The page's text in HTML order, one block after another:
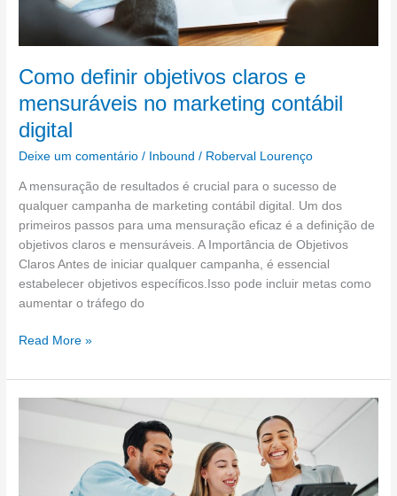
Como definir objetivos claros e
mensuráveis no marketing contábil
digital
Deixe um comentário / Inbound / Roberval Lourenço
A mensuração de resultados é crucial para o sucesso de
qualquer campanha de marketing contábil digital. Um dos
primeiros passos para uma mensuração eficaz é a definição de
objetivos claros e mensuráveis. A Importância de Objetivos
Claros Antes de iniciar qualquer campanha, é essencial
estabelecer objetivos específicos.Isso pode incluir metas como
aumentar o tráfego do
Read More »
mensuração